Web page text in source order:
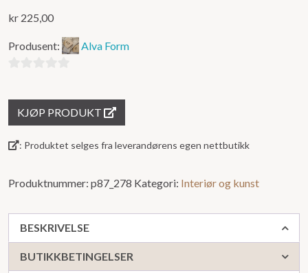
kr 225,00
Produsent: Alva Form
KJØP PRODUKT
: Produktet selges fra leverandørens egen nettbutikk
Produktnummer: p87_278 Kategori: Interiør og kunst
BESKRIVELSE
BUTIKKBETINGELSER